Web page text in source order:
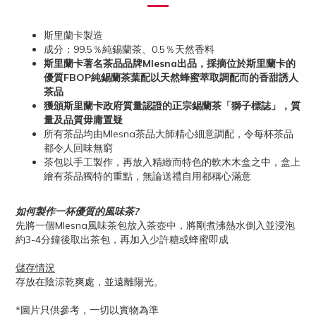
斯里蘭卡製造
成分：99.5％純錫蘭茶、0.5％天然香料
斯里蘭卡著名茶品品牌Mlesna出品，採摘位於斯里蘭卡的
優質FBOP純錫蘭茶葉配以天然蜂蜜萃取調配而的香甜誘人
茶品
獲頒斯里蘭卡政府質量認證的正宗錫蘭茶「獅子標誌」，質
量及品質毋庸置疑
所有茶品均由Mlesna茶品大師精心細意調配，令每杯茶品
都令人回味無窮
茶包以手工製作，再放入精緻而特色的軟木木盒之中，盒上
繪有茶品獨特的重點，無論送禮自用都稱心滿意
如何製作一杯優質的風味茶?
先將一個Mlesna風味茶包放入茶壺中，將剛煮沸熱水倒入並浸泡
約3-4分鐘後取出茶包，再加入少許糖或蜂蜜即成
儲存情況
存放在陰涼乾爽處，並遠離陽光。
*圖片只供參考，一切以實物為準